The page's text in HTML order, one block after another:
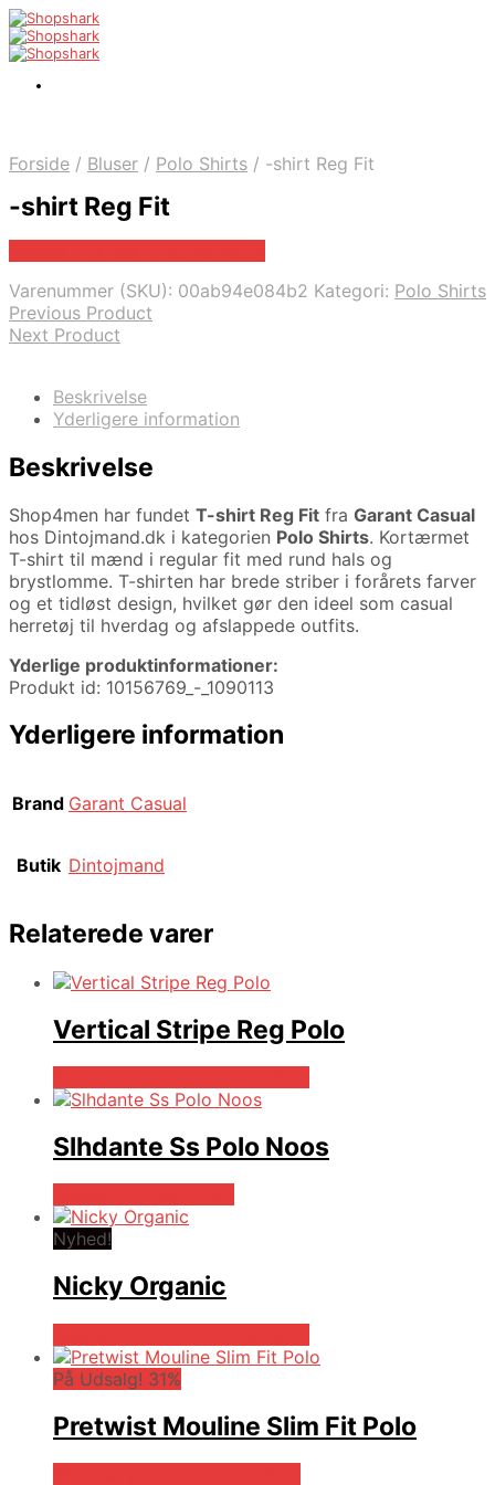
Forside / Bluser / Polo Shirts / -shirt Reg Fit
-shirt Reg Fit
Varenummer (SKU): 00ab94e084b2 Kategori: Polo Shirts
Previous Product
Next Product
Beskrivelse
Yderligere information
Beskrivelse
Shop4men har fundet T-shirt Reg Fit fra Garant Casual
hos Dintojmand.dk i kategorien Polo Shirts. Kortærmet
T-shirt til mænd i regular fit med rund hals og
brystlomme. T-shirten har brede striber i forårets farver
og et tidløst design, hvilket gør den ideel som casual
herretøj til hverdag og afslappede outfits.
Yderlige produktinformationer:
Produkt id: 10156769_-_1090113
Yderligere information
Brand Garant Casual
Butik Dintojmand
Relaterede varer
Vertical Stripe Reg Polo
Slhdante Ss Polo Noos
Nyhed!
Nicky Organic
På Udsalg! 31%
Pretwist Mouline Slim Fit Polo